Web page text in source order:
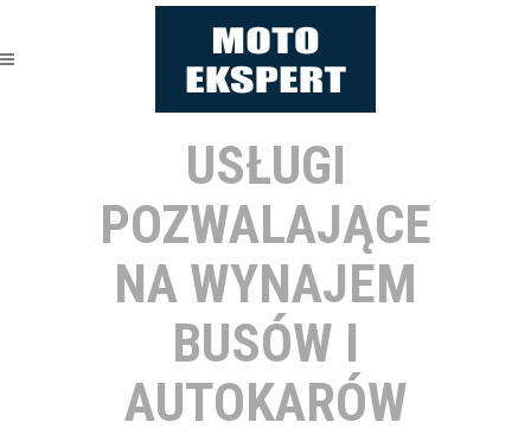
USŁUGI
POZWALAJĄCE
NA WYNAJEM
BUSÓW I
AUTOKARÓW